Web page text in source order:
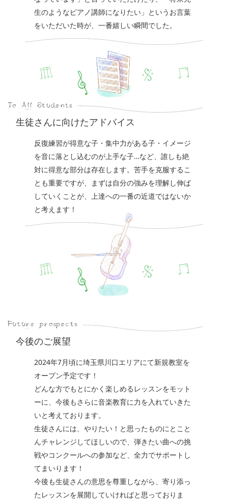
生のようなピアノ講師になりたい」というお言葉
をいただいた時が、一番嬉しい瞬間でした。
生徒さんに向けたアドバイス
反復練習が得意な子・集中力がある子・イメージ
を音に落とし込むのが上手な子…など、誰しも絶
対に得意な部分は存在します。苦手を克服するこ
とも重要ですが、まずは自分の強みを理解し伸ば
していくことが、上達への一番の近道ではないか
と考えます！
今後のご展望
2024年7月頃に埼玉県川口エリアにて新規教室を
オープン予定です！
どんな方でもとにかく楽しめるレッスンをモット
ーに、今後もさらに音楽教育に力を入れていきた
いと考えております。
生徒さんには、やりたい！と思ったものにとこと
んチャレンジしてほしいので、弾きたい曲への挑
戦やコンクールへの参加など、全力でサポートし
てまいります！
今後も生徒さんの意思を尊重しながら、寄り添っ
たレッスンを展開していければと思っておりま